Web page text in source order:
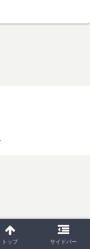
トップ サイドバー